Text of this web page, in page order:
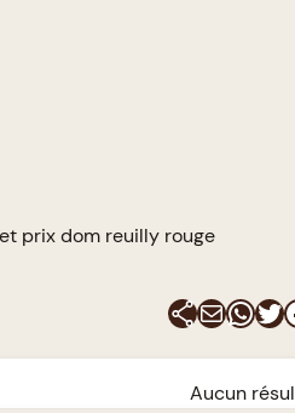
prix dom reuilly rouge
E-mail
Aucun